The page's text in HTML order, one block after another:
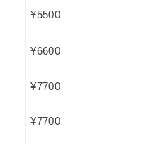
¥5500
¥6600
¥7700
¥7700